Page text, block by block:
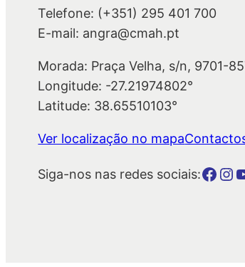
Telefone: (+351) 295 401 700
E-mail: angra@cmah.pt
Morada: Praça Velha, s/n, 9701-
Longitude: -27.21974802°
Latitude: 38.65510103°
Ver localização no mapa
Siga-nos nas redes sociais:Botão para a página da autarquia no Facebook Botão para a página da autarquia no InstagramBotão para a página da autarquia no Youtube